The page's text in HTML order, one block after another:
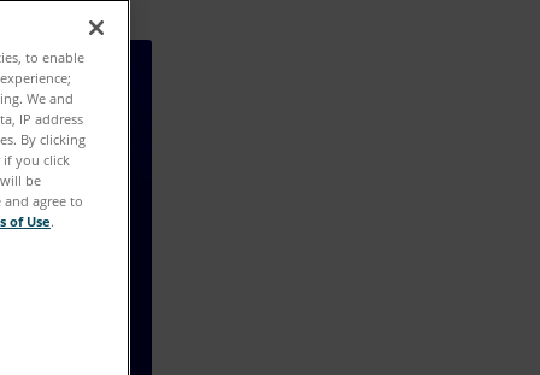
to enable
We and
IP address
By clicking
if you click
be
and agree to
of Use.